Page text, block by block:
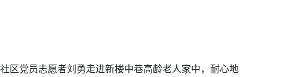
区党员志愿者刘勇走进新楼中巷高龄老人家中，耐心地